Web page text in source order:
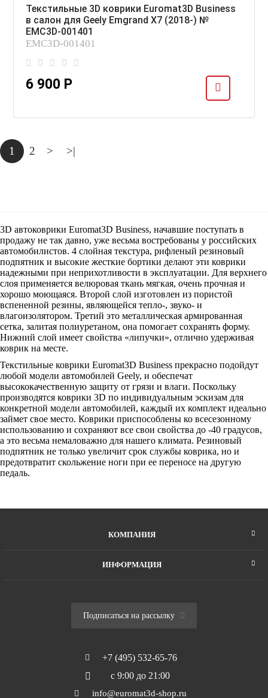
Текстильные 3D коврики Euromat3D Business
в салон для Geely Emgrand X7 (2018-) №
EMC3D-001401
EMC3D-001401
6 900 Р
1 2 > >|
3D автоковрики Euromat3D Business, начавшие поступать в
продажу не так давно, уже весьма востребованы у российских
автомобилистов. 4 слойная текстура, рифленый резиновый
подпятник и высокие жесткие бортики делают эти коврики
надежными при неприхотливости в эксплуатации. Для верхнего
слоя применяется велюровая ткань мягкая, очень прочная и
хорошо моющаяся. Второй слой изготовлен из пористой
вспененной резины, являющейся тепло-, звуко- и
влагоизолятором. Третий это металлическая армированная
сетка, залитая полиуретаном, она помогает сохранять форму.
Нижний слой имеет свойства «липучки», отлично удерживая
коврик на месте.
Текстильные коврики Euromat3D Business прекрасно подойдут
любой модели автомобилей Geely, и обеспечат
высококачественную защиту от грязи и влаги. Поскольку
производятся коврики 3D по индивидуальным эскизам для
конкретной модели автомобилей, каждый их комплект идеально
займет свое место. Коврики приспособлены ко всесезонному
использованию и сохраняют все свои свойства до -40 градусов,
а это весьма немаловажно для нашего климата. Резиновый
подпятник не только увеличит срок службы коврика, но и
предотвратит скольжение ноги при ее переносе на другую
педаль.
КОМПАНИЯ
ИНФОРМАЦИЯ
Подписаться на рассылку
+7 (495) 532-65-76
с 9:00 до 21:00
info@euromat3d-shop.ru